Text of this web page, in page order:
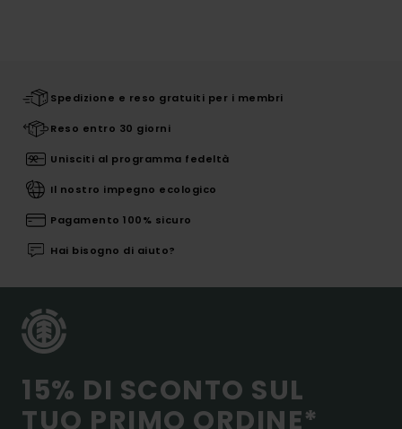
Spedizione e reso gratuiti per i membri
Reso entro 30 giorni
Unisciti al programma fedeltà
Il nostro impegno ecologico
Pagamento 100% sicuro
Hai bisogno di aiuto?
15% DI SCONTO SUL
TUO PRIMO ORDINE*